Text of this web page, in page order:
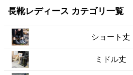
長靴レディース カテゴリ一覧
ショート丈
ミドル丈